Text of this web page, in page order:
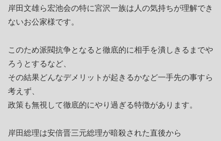
岸田文雄ら宏池会の特に宮沢一族は人の気持ちが理解でき
ないお公家様です。
このため派閥抗争となると徹底的に相手を潰しきるまでや
ろうとするなど、
その結果どんなデメリットが起きるかなど一手先の事すら
考えず、
政策も無視して徹底的にやり過ぎる特徴があります。
岸田総理は安倍晋三元総理が暗殺された直後から